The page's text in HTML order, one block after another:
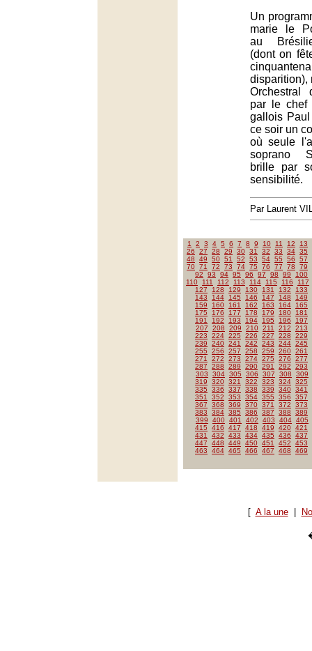
Un
marie le
au
(dont on
disparition),
Orchestral
par le chef
gallois
ce soir un
où seule
soprano
brille par
sensibilité.
Par Laurent
1 2 3 4 5 6 7 8 9 10 11 12
13
26
27 28 29 30 31 32 33 34 35
48
49 50 51 52 53 54 55 56
57
70 71 72 73 74 75 76 77 78
79
92
93 94 95 96 97 98 99
100
110
111 112 113 114 115 116
117
127
128 129 130 131 132
133
143
144 145 146 147 148
149
159
160 161 162 163 164
165
175
176 177 178 179 180
181
191
192 193 194 195 196
197
207
208 209 210 211 212
213
223
224 225 226 227 228
229
239
240 241 242 243 244 245
255
256 257 258 259 260 261
271
272 273 274 275 276
277
287
288 289 290 291 292
293
303
304 305 306 307 308
309
319
320 321 322 323 324 325
335
336 337 338 339 340 341
351
352 353 354 355 356
357
367
368 369 370 371 372
373
383
384 385 386 387 388
389
399
400 401 402 403 404 405
415
416 417 418 419 420 421
431
432 433 434 435 436
437
447
448 449 450 451 452
453
463
464 465 466 467 468 469
[ A la une|